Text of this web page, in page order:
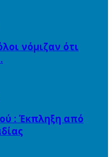
νόμιζαν ότι
: Έκπληξη από